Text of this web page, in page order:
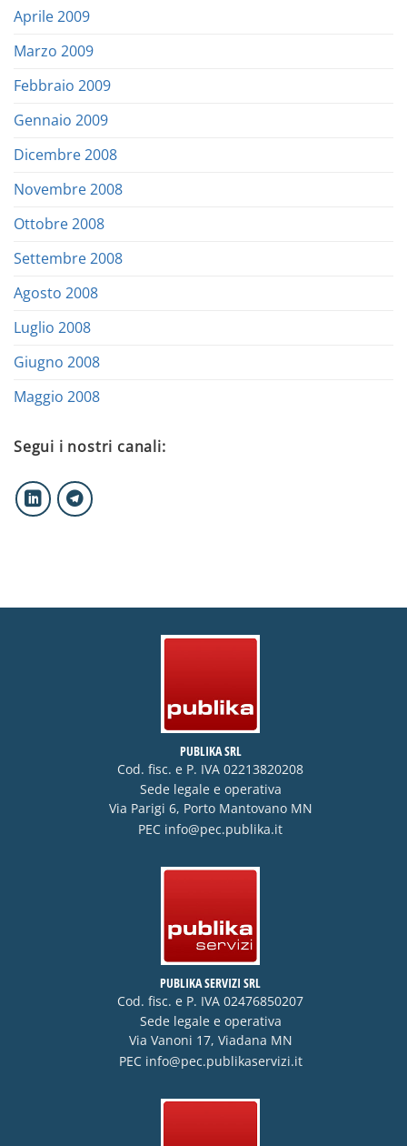
Aprile 2009
Marzo 2009
Febbraio 2009
Gennaio 2009
Dicembre 2008
Novembre 2008
Ottobre 2008
Settembre 2008
Agosto 2008
Luglio 2008
Giugno 2008
Maggio 2008
Segui i nostri canali:
PUBLIKA SRL
Cod. fisc. e P. IVA 02213820208
Sede legale e operativa
Via Parigi 6, Porto Mantovano MN
PEC info@pec.publika.it
PUBLIKA SERVIZI SRL
Cod. fisc. e P. IVA 02476850207
Sede legale e operativa
Via Vanoni 17, Viadana MN
PEC info@pec.publikaservizi.it